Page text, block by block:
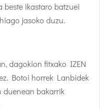
beste ikastaro batzuei
jasoko duzu.
dagokion fitxako IZEN
Botoi horrek Lanbidek
duenean bakarrik